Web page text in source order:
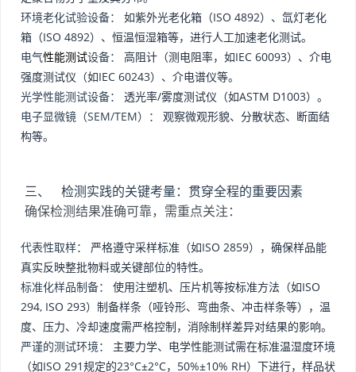
环境老化试验设备：
如紫外光老化箱（ISO 4892）、氙灯老化
箱（ISO 4892）、恒温恒湿箱等，进行人工加速老化测试。
电气性能测试设备：
高阻计（测电阻率，如IEC 60093）、介电
强度测试仪（如IEC 60243）、介电谱仪等。
光学性能测试设备：
透光率/雾度测试仪（如ASTM D1003）。
电子显微镜（SEM/TEM）：
观察微观形貌、分散状态、断面结
构等。
三、 检测实践的关键考量：贯穿全程的重要因素
确保检测结果准确可靠，需重点关注：
代表性取样：
严格遵守采样标准（如ISO 2859），确保样品能
真实反映整批物料或关键部位的特性。
标准化样品制备：
使用注塑机、压片机等按标准方法（如ISO
294, ISO 293）制备样条（哑铃形、弯曲条、冲击样条等），温
度、压力、冷却速度需严格控制，消除制样差异对结果的影响。
严谨的测试环境：
主要力学、电学性能测试需在标准温湿度环境
（如ISO 291规定的23°C±2°C，50%±10% RH）下进行，样品状